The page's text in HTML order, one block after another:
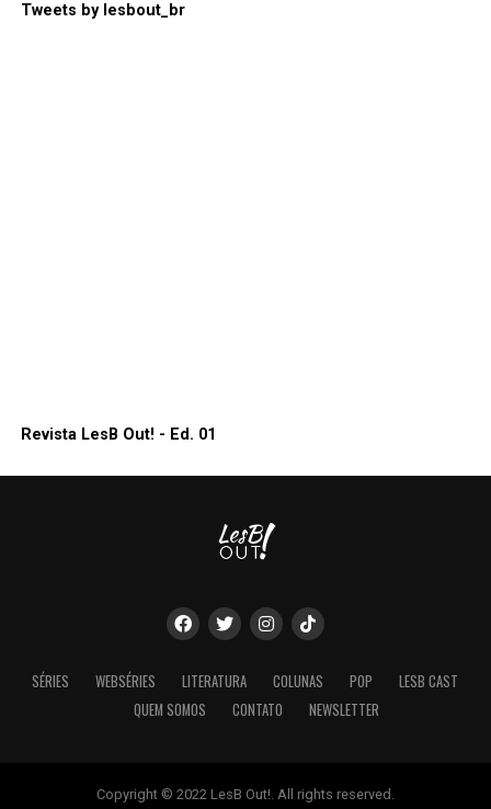
Tweets by lesbout_br
Revista LesB Out! - Ed. 01
SÉRIES WEBSÉRIES LITERATURA COLUNAS POP
LESB CAST
QUEM SOMOS
CONTATO NEWSLETTER
Copyright © 2022 LesB Out!. All rights reserved.